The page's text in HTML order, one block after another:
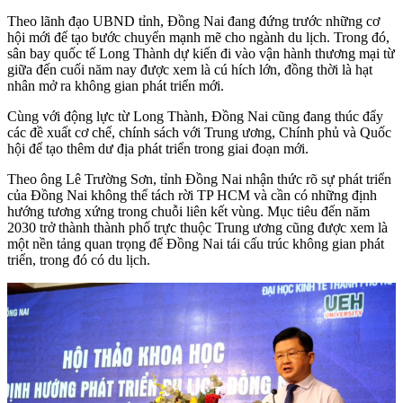
Theo lãnh đạo UBND tỉnh, Đồng Nai đang đứng trước những cơ
hội mới để tạo bước chuyển mạnh mẽ cho ngành du lịch. Trong đó,
sân bay quốc tế Long Thành dự kiến đi vào vận hành thương mại từ
giữa đến cuối năm nay được xem là cú hích lớn, đồng thời là hạt
nhân mở ra không gian phát triển mới.
Cùng với động lực từ Long Thành, Đồng Nai cũng đang thúc đẩy
các đề xuất cơ chế, chính sách với Trung ương, Chính phủ và Quốc
hội để tạo thêm dư địa phát triển trong giai đoạn mới.
Theo ông Lê Trường Sơn, tỉnh Đồng Nai nhận thức rõ sự phát triển
của Đồng Nai không thể tách rời TP HCM và cần có những định
hướng tương xứng trong chuỗi liên kết vùng. Mục tiêu đến năm
2030 trở thành thành phố trực thuộc Trung ương cũng được xem là
một nền tảng quan trọng để Đồng Nai tái cấu trúc không gian phát
triển, trong đó có du lịch.